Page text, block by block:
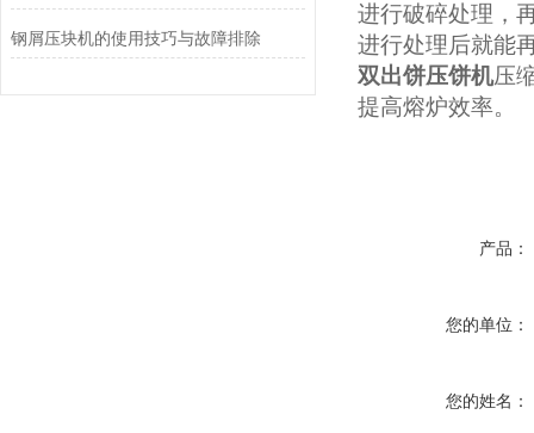
钢屑压块机的使用技巧与故障排除
进行破碎处理，
进行处理后就能
双出饼压饼机压
提高熔炉效率。
产品：
您的单位：
您的姓名：